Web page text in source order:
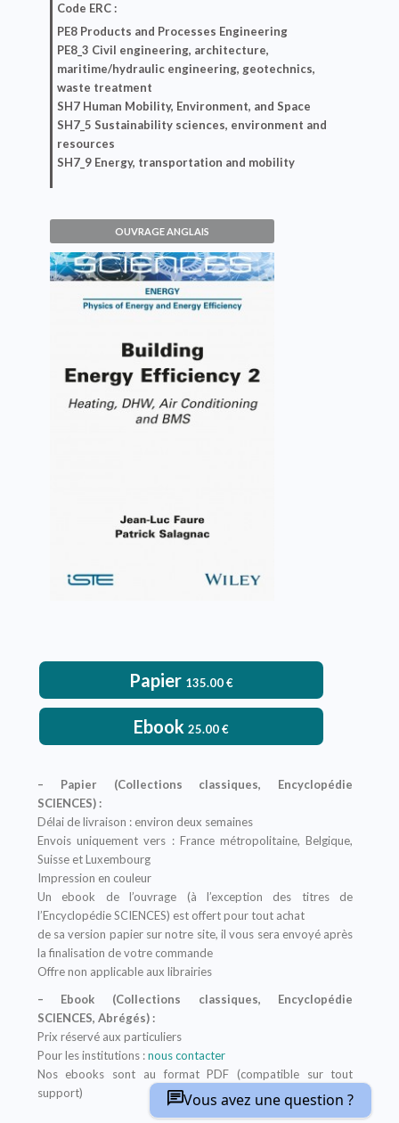
Code ERC :
PE8 Products and Processes Engineering
PE8_3 Civil engineering, architecture,
maritime/hydraulic engineering, geotechnics,
waste treatment
SH7 Human Mobility, Environment, and Space
SH7_5 Sustainability sciences, environment and
resources
SH7_9 Energy, transportation and mobility
OUVRAGE ANGLAIS
Building Energy Efficiency 2
Jean-Luc Faure, Patrick Salagnac
Papier 135.00€
Ebook25.00€
– Papier (Collections classiques, Encyclopédie
SCIENCES) :
Délai de livraison : environ deux semaines
Envois uniquement vers : France métropolitaine, Belgique,
Suisse et Luxembourg
Impression en couleur
Un ebook de l’ouvrage (à l’exception des titres de
l’Encyclopédie SCIENCES) est offert pour tout achat
de sa version papier sur notre site, il vous sera envoyé après
la finalisation de votre commande
Offre non applicable aux librairies
– Ebook (Collections classiques, Encyclopédie
SCIENCES, Abrégés) :
Prix réservé aux particuliers
Pour les institutions :nous contacter
Nos ebooks sont au format PDF (compatible sur tout
support)
Vous avez une question ?